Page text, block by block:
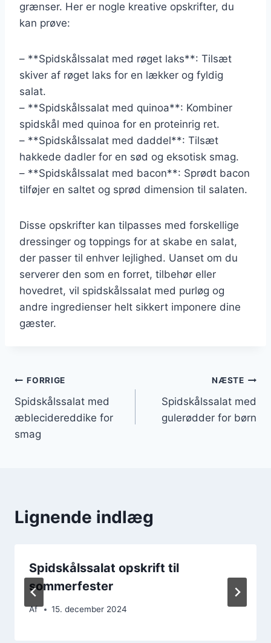
grænser. Her er nogle kreative opskrifter, du
kan prøve:
– **Spidskålssalat med røget laks**: Tilsæt
skiver af røget laks for en lækker og fyldig
salat.
– **Spidskålssalat med quinoa**: Kombiner
spidskål med quinoa for en proteinrig ret.
– **Spidskålssalat med daddel**: Tilsæt
hakkede dadler for en sød og eksotisk smag.
– **Spidskålssalat med bacon**: Sprødt bacon
tilføjer en saltet og sprød dimension til salaten.
Disse opskrifter kan tilpasses med forskellige
dressinger og toppings for at skabe en salat,
der passer til enhver lejlighed. Uanset om du
serverer den som en forret, tilbehør eller
hovedret, vil spidskålssalat med purløg og
andre ingredienser helt sikkert imponere dine
gæster.
Indlægsnavigation
FORRIGE
Spidskålssalat med
æblecidereddike for
smag
NÆSTE
Spidskålssalat med
gulerødder for børn
Lignende indlæg
Spidskålssalat opskrift til
sommerfester
Af 15. december 2024